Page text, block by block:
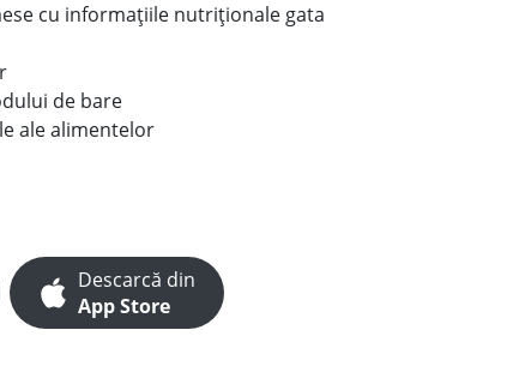
cu informațiile nutriționale gata
de bare
ale alimentelor
Descarcă din
App Store